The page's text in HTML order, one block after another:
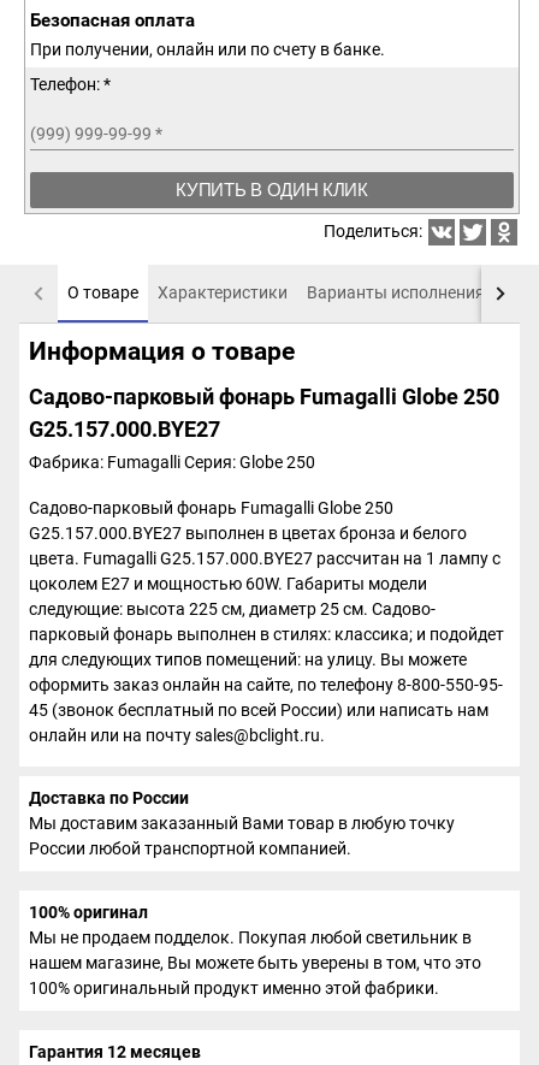
Безопасная оплата
При получении, онлайн или по счету в банке.
Телефон: *
(999) 999-99-99 *
КУПИТЬ В ОДИН КЛИК
Поделиться:
О товаре Характеристики Варианты исполнения
Информация о товаре
Садово-парковый фонарь Fumagalli Globe 250
G25.157.000.BYE27
Фабрика: FumagalliСерия: Globe 250
Садово-парковый фонарь Fumagalli Globe 250
G25.157.000.BYE27 выполнен в цветах бронза и белого
цвета. Fumagalli G25.157.000.BYE27 рассчитан на 1 лампу с
цоколем E27 и мощностью 60W. Габариты модели
следующие: высота 225 см, диаметр 25 см. Садово-
парковый фонарь выполнен в стилях: классика; и подойдет
для следующих типов помещений: на улицу. Вы можете
оформить заказ онлайн на сайте, по телефону 8-800-550-95-
45 (звонок бесплатный по всей России) или написать нам
онлайн или на почту sales@bclight.ru.
Доставка по России
Мы доставим заказанный Вами товар в любую точку
России любой транспортной компанией.
100% оригинал
Мы не продаем подделок. Покупая любой светильник в
нашем магазине, Вы можете быть уверены в том, что это
100% оригинальный продукт именно этой фабрики.
Гарантия 12 месяцев